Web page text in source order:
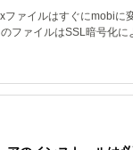
ファイルはすぐにmobiに
ファイルはSSL暗号化に